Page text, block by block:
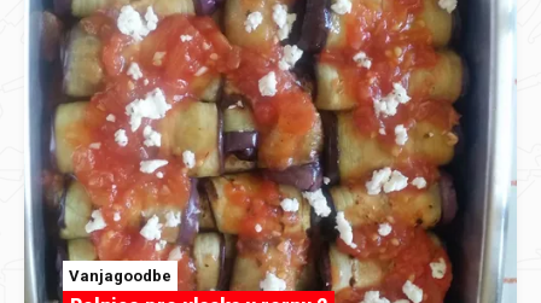
Vanjagoodbe